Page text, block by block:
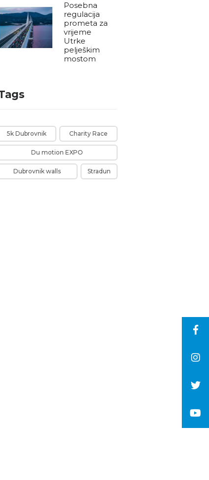
Posebna
regulacija
prometa za
vrijeme
Utrke
pelješkim
mostom
5k Dubrovnik Charity Race
Du motion EXPO
Dubrovnik walls Stradun